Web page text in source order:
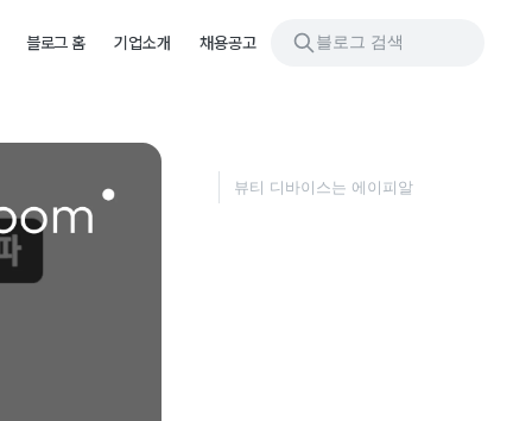
블로그 홈 기업소개 채용공고 블로그 검색
뷰티 디바이스는 에이피알